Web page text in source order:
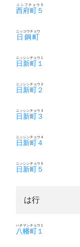
西府町５
ニシフチョウ５
日鋼町
ニッコウチョウ
日新町１
ニッシンチョウ１
日新町２
ニッシンチョウ２
日新町３
ニッシンチョウ３
日新町４
ニッシンチョウ４
日新町５
ニッシンチョウ５
は行
八幡町１
ハチマンチョウ１